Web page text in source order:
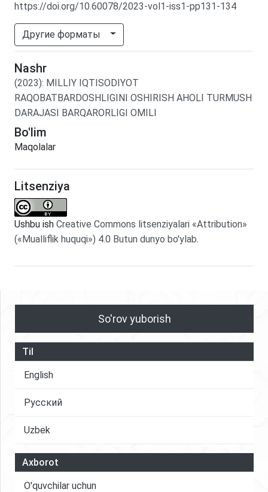
https://doi.org/10.60078/2023-vol1-iss1-pp131-134
Другие форматы
Nashr
(2023): MILLIY IQTISODIYOT
RAQOBATBARDOSHLIGINI OSHIRISH AHOLI TURMUSH
DARAJASI BARQARORLIGI OMILI
Bo'lim
Maqolalar
Litsenziya
Ushbu ish Creative Commons litsenziyalari «Attribution»
(«Mualliflik huquqi») 4.0 Butun dunyo bo'ylab.
So'rov yuborish
Til
English
Русский
Uzbek
Axborot
O'quvchilar uchun